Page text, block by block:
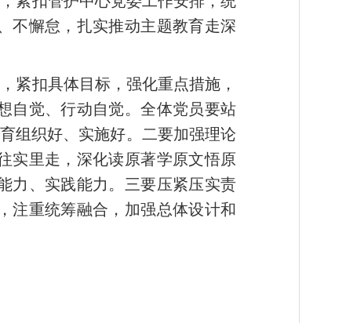
不懈怠，扎实推动主题教育走深
紧扣具体目标，强化重点措施，
自觉、行动自觉。全体党员要站
组织好、实施好。二要加强理论
实里走，深化读原著学原文悟原
力、实践能力。三要压紧压实责
注重统筹融合，加强总体设计和